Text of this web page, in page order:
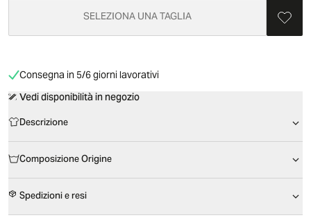
SELEZIONA UNA TAGLIA
Consegna in 5/6 giorni lavorativi
Vedi disponibilità in negozio
Descrizione
Composizione Origine
Spedizioni e resi